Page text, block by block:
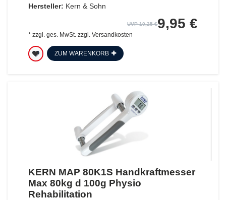
Hersteller: Kern & Sohn
UVP 10,25 €9,95 €
* zzgl. ges. MwSt.zzgl. Versandkosten
ZUM WARENKORB
KERN MAP 80K1S Handkraftmesser
Max 80kg d 100g Physio
Rehabilitation